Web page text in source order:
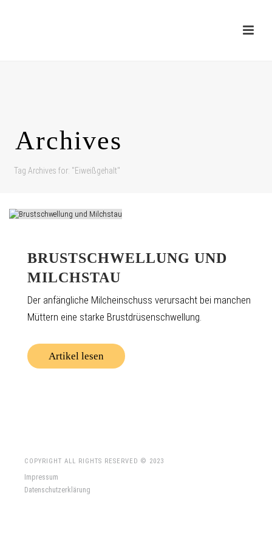
Archives
Tag Archives for: "Eiweißgehalt"
BRUSTSCHWELLUNG UND
MILCHSTAU
Der anfängliche Milcheinschuss verursacht bei manchen
Müttern eine starke Brustdrüsenschwellung.
Artikel lesen
COPYRIGHT ALL RIGHTS RESERVED © 2023
Impressum
Datenschutzerklärung